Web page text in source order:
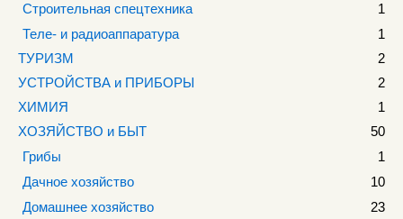
Строительная спецтехника
1
Теле- и радиоаппаратура
1
ТУРИЗМ
2
УСТРОЙСТВА и ПРИБОРЫ
2
ХИМИЯ
1
ХОЗЯЙСТВО и БЫТ
50
Грибы
1
Дачное хозяйство
10
Домашнее хозяйство
23